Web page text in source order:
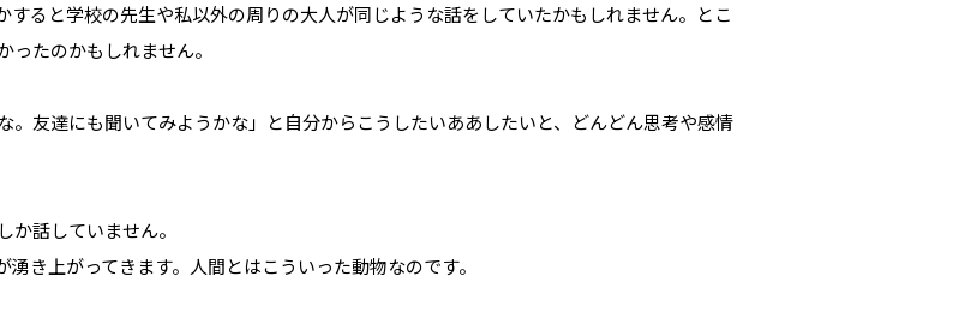
ると学校の先生や私以外の周りの大人が同じような話をしていたかもしれません。とこ
たのかもしれません。
。友達にも聞いてみようかな」と自分からこうしたいああしたいと、どんどん思考や感情
話していません。
き上がってきます。人間とはこういった動物なのです。